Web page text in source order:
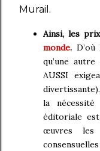
Murail.
Ainsi, les
monde.
qu’une
AUSSI
la
éditoriale
œuvres les